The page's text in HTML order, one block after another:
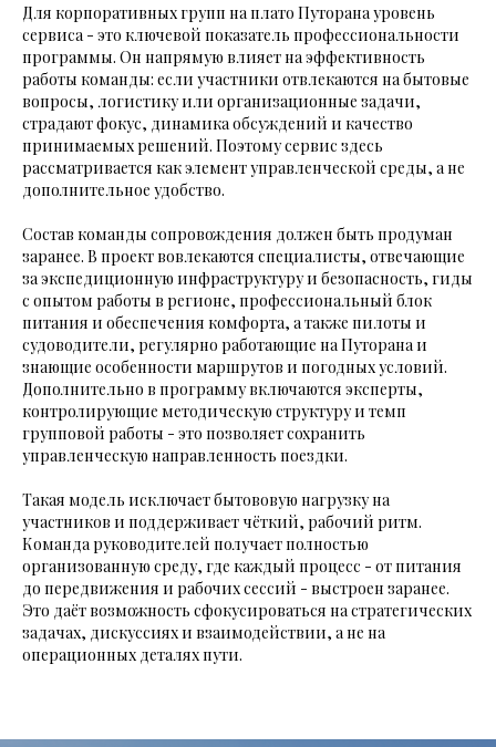
Для корпоративных групп на плато Путорана уровень
сервиса - это ключевой показатель профессиональности
программы. Он напрямую влияет на эффективность
работы команды: если участники отвлекаются на бытовые
вопросы, логистику или организационные задачи,
страдают фокус, динамика обсуждений и качество
принимаемых решений. Поэтому сервис здесь
рассматривается как элемент управленческой среды, а не
дополнительное удобство.
Состав команды сопровождения должен быть продуман
заранее. В проект вовлекаются специалисты, отвечающие
за экспедиционную инфраструктуру и безопасность, гиды
с опытом работы в регионе, профессиональный блок
питания и обеспечения комфорта, а также пилоты и
судоводители, регулярно работающие на Путорана и
знающие особенности маршрутов и погодных условий.
Дополнительно в программу включаются эксперты,
контролирующие методическую структуру и темп
групповой работы - это позволяет сохранить
управленческую направленность поездки.
Такая модель исключает бытововую нагрузку на
участников и поддерживает чёткий, рабочий ритм.
Команда руководителей получает полностью
организованную среду, где каждый процесс - от питания
до передвижения и рабочих сессий - выстроен заранее.
Это даёт возможность сфокусироваться на стратегических
задачах, дискуссиях и взаимодействии, а не на
операционных деталях пути.